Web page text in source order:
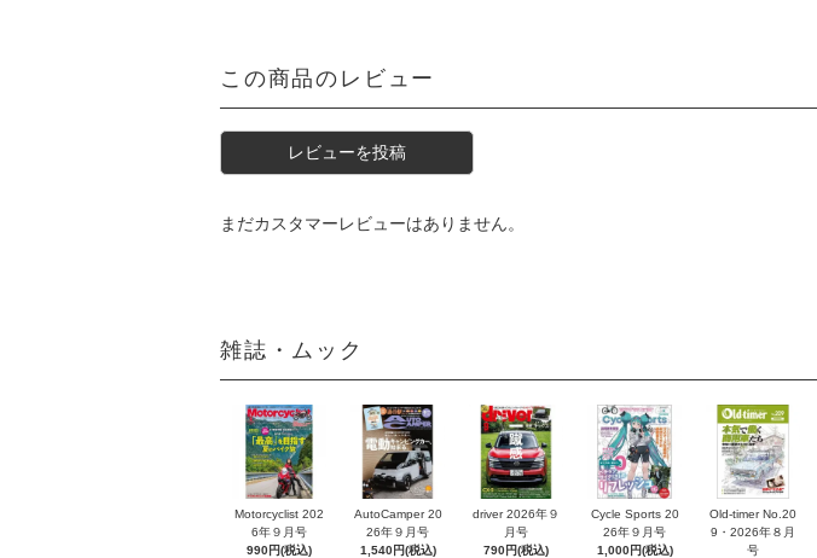
この商品のレビュー
レビューを投稿
まだカスタマーレビューはありません。
雑誌・ムック
Motorcyclist 202
6年９月号
990円(税込)
AutoCamper 20
26年９月号
1,540円(税込)
driver 2026年９
月号
790円(税込)
Cycle Sports 20
26年９月号
1,000円(税込)
Old-timer No.20
9・2026年８月
号